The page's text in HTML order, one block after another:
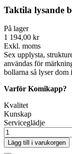
Taktila lysande
På lager
1 194,00 kr
Exkl. moms
Sex upplysta,
användas för
bollarna så lyser dom
Varför Komikapp?
Kvalitet
Kunskap
Serviceglädje
Lägg till i varukorgen